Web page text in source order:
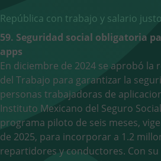
República con trabajo y salario justo
59. Seguridad social obligatoria
apps
En diciembre de 2024 se aprobó la
del Trabajo para garantizar la
personas trabajadoras de
Instituto Mexicano del Seguro
programa piloto de seis meses,
de 2025, para incorporar a 1.2
repartidores y conductores. Con su